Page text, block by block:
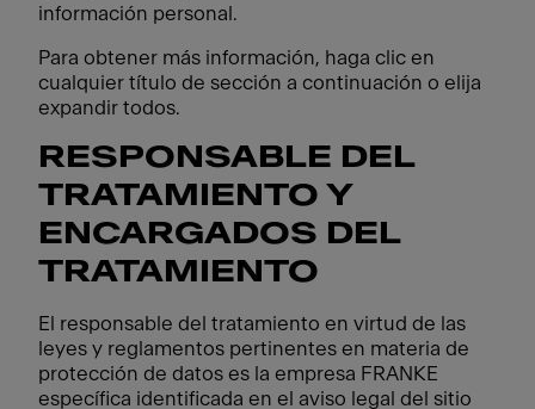
información personal.
Para obtener más información, haga clic en
cualquier título de sección a continuación o elija
expandir todos.
RESPONSABLE DEL
TRATAMIENTO Y
ENCARGADOS DEL
TRATAMIENTO
El responsable del tratamiento en virtud de las
leyes y reglamentos pertinentes en materia de
protección de datos es la empresa FRANKE
específica identificada en el aviso legal del sitio